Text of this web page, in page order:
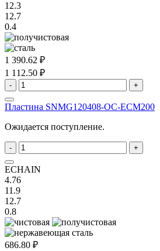
12.3
12.7
0.4
1 390.62 ₽
1 112.50 ₽
- +
Пластина SNMG120408-OC-ECM200
Ожидается поступление.
- +
ECHAIN
4.76
11.9
12.7
0.8
686.80 ₽